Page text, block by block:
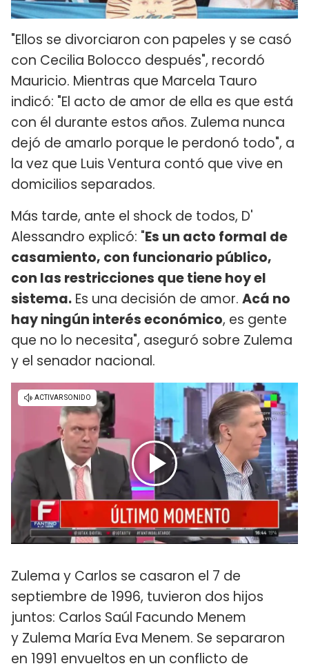
"Ellos se divorciaron con papeles y se casó
con Cecilia Bolocco después", recordó
Mauricio. Mientras que Marcela Tauro
indicó: "El acto de amor de ella es que está
con él durante estos años. Zulema nunca
dejó de amarlo porque le perdonó todo", a
la vez que Luis Ventura contó que vive en
domicilios separados.
Más tarde, ante el shock de todos, D'
Alessandro explicó: "Es un acto formal de
casamiento, con funcionario público,
con las restricciones que tiene hoy el
sistema. Es una decisión de amor. Acá no
hay ningún interés económico, es gente
que no lo necesita", aseguró sobre Zulema
y el senador nacional.
Zulema y Carlos se casaron el 7 de
septiembre de 1996, tuvieron dos hijos
juntos: Carlos Saúl Facundo Menem
y Zulema María Eva Menem. Se separaron
en 1991 envueltos en un conflicto de